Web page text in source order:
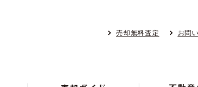
売却無料査定 お問